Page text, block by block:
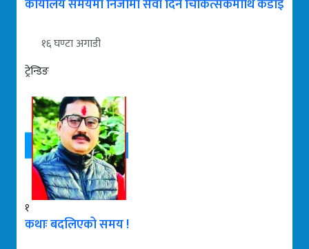
कार्यालय समयमा निजीमा सेवा दिने चिकित्सकमाथि कडाइ
१६ घण्टा अगाडी
ट्रेन्डिङ
१
कथाः बदलिएको समय !